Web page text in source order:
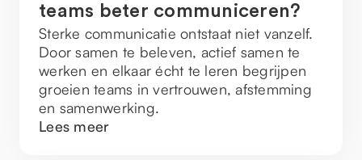
teams beter communiceren?
Sterke communicatie ontstaat niet vanzelf.
Door samen te beleven, actief samen te
werken en elkaar écht te leren begrijpen
groeien teams in vertrouwen, afstemming
en samenwerking.
Lees meer